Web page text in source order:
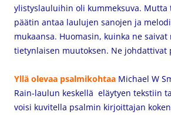
ylistyslauluihin oli kummeksuva. Mutta
päätin antaa laulujen sanojen ja
mukaansa. Huomasin, kuinka ne saivat
tietynlaisen muutoksen. Ne
Yllä olevaa psalmikohtaa Michael W
Rain-laulun keskellä eläytyen tekstiin
voisi kuvitella psalmin kirjoittajan